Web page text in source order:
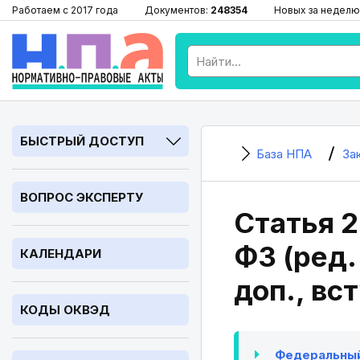
Работаем с 2017 года Документов: 248354 Новых за
БЫСТРЫЙ ДОСТУП
ВОПРОС ЭКСПЕРТУ
КАЛЕНДАРИ
КОДЫ ОКВЭД
База НПА
Статья
ФЗ
доп.,